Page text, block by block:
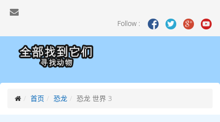
Follow :
首页 恐龙 恐龙 世界 3